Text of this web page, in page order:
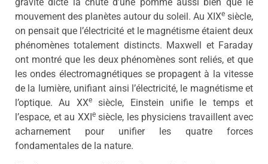
mouvement des planètes autour du soleil. Au XIXe siècle,
on pensait que l’électricité et le magnétisme étaient deux
phénomènes totalement distincts. Maxwell et Faraday
ont montré que les deux phénomènes sont reliés, et que
les ondes électromagnétiques se propagent à la vitesse
de la lumière, unifiant ainsi l’électricité, le magnétisme et
l’optique. Au XXesiècle, Einstein unifie le temps et
l’espace, et au XXIesiècle, les physiciens travaillent avec
acharnement pour unifier les quatre forces
fondamentales de la nature.